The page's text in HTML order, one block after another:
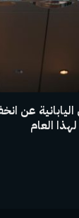
عن
العام